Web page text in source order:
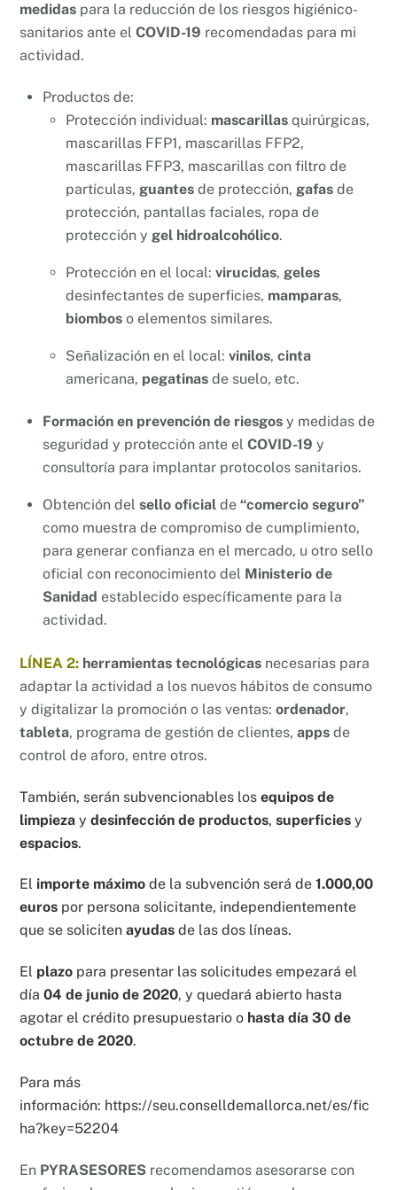
medidas para la reducción de los riesgos higiénico-
sanitarios ante elCOVID-19 recomendadas para mi
actividad.
Productos de:
Protección individual: mascarillasquirúrgicas,
mascarillas FFP1, mascarillas FFP2,
mascarillas FFP3, mascarillas con filtro de
partículas, guantesde protección, gafasde
protección, pantallas faciales, ropa de
protección y gel hidroalcohólico.
Protección en el local: virucidas, geles
desinfectantes de superficies, mamparas,
biomboso elementos similares.
Señalización en el local: vinilos, cinta
americana, pegatinasde suelo, etc.
Formación en prevención de riesgos y medidas de
seguridad y protección ante el COVID-19 y
consultoría para implantar protocolos sanitarios.
Obtención del sello oficial de “comercio seguro”
como muestra de compromiso de cumplimiento,
para generar confianza en el mercado, u otro sello
oficial con reconocimiento del Ministerio de
Sanidad establecido específicamente para la
actividad.
LÍNEA 2: herramientas tecnológicas necesarias para
adaptar la actividad a los nuevos hábitos de consumo
y digitalizar la promoción o las ventas:ordenador,
tableta, programa de gestión de clientes,apps de
control de aforo, entre otros.
También, serán subvencionables losequipos de
limpieza ydesinfección de productos,superficies y
espacios.
El importe máximo de la subvención será de1.000,00
euros por persona solicitante, independientemente
que se solicitenayudas de las dos líneas.
El plazo para presentar las solicitudes empezará el
día04 de junio de 2020, y quedará abierto hasta
agotar el crédito presupuestario o hasta día 30 de
octubre de 2020.
Para más
información: https://seu.conselldemallorca.net/es/fic
ha?key=52204
En PYRASESORES recomendamos asesorarse con